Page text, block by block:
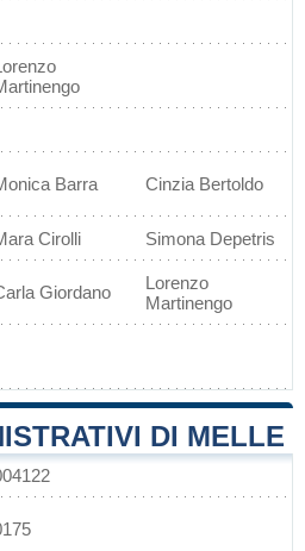
Barra Cinzia Bertoldo
Cirolli Simona Depetris
Giordano
Lorenzo
Martinengo
DI MELLE